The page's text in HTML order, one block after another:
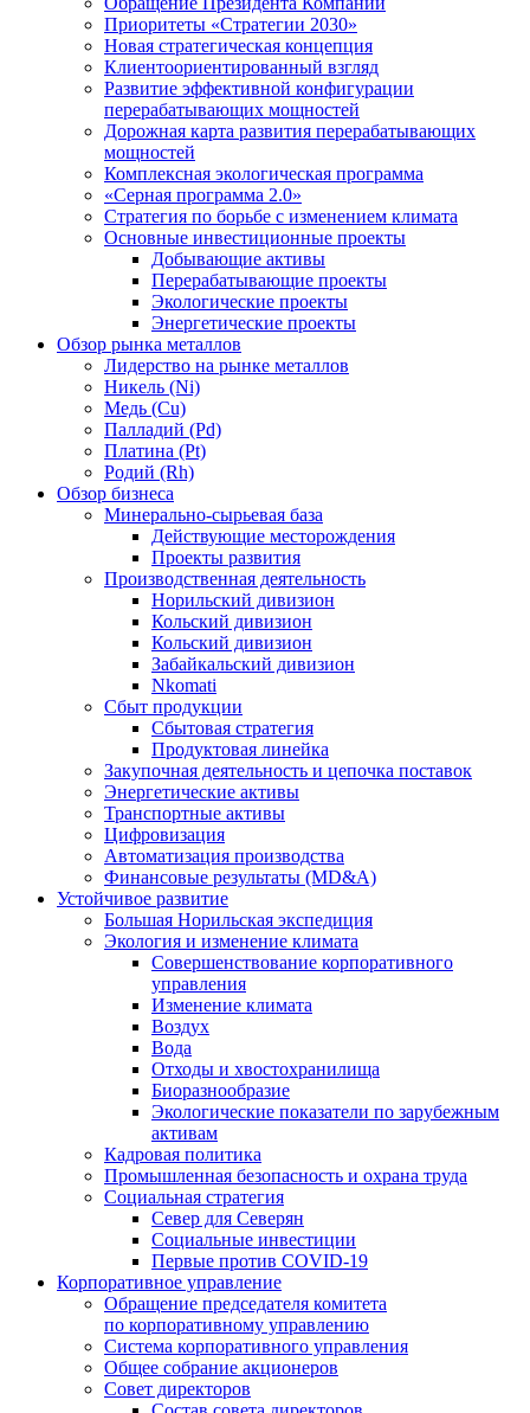
Приоритеты «Стратегии 2030»
Новая стратегическая концепция
Клиентоориентированный взгляд
Развитие эффективной конфигурации
перерабатывающих мощностей
Дорожная карта развития перерабатывающих
мощностей
Комплексная экологическая программа
«Серная программа 2.0»
Стратегия по борьбе с изменением климата
Основные инвестиционные проекты
Добывающие активы
Перерабатывающие проекты
Экологические проекты
Энергетические проекты
Обзор рынка металлов
Лидерство на рынке металлов
Никель (Ni)
Медь (Cu)
Палладий (Pd)
Платина (Pt)
Родий (Rh)
Обзор бизнеса
Минерально-сырьевая база
Действующие месторождения
Проекты развития
Производственная деятельность
Норильский дивизион
Кольский дивизион
Кольский дивизион
Забайкальский дивизион
Nkomati
Сбыт продукции
Сбытовая стратегия
Продуктовая линейка
Закупочная деятельность и цепочка поставок
Энергетические активы
Транспортные активы
Цифровизация
Автоматизация производства
Финансовые результаты (MD&A)
Устойчивое развитие
Большая Норильская экспедиция
Экология и изменение климата
Совершенствование корпоративного
управления
Изменение климата
Воздух
Вода
Отходы и хвостохранилища
Биоразнообразие
Экологические показатели по зарубежным
активам
Кадровая политика
Промышленная безопасность и охрана труда
Социальная стратегия
Север для Северян
Социальные инвестиции
Первые против COVID‑19
Корпоративное управление
Обращение председателя комитета
по корпоративному управлению
Система корпоративного управления
Общее собрание акционеров
Совет директоров